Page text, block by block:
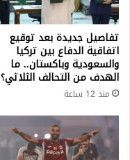
تفاصيل جديدة بعد توقيع
اتفاقية الدفاع بين تركيا
والسعودية وباكستان.. ما
الهدف من التحالف الثلاثي؟
منذ 12 ساعة